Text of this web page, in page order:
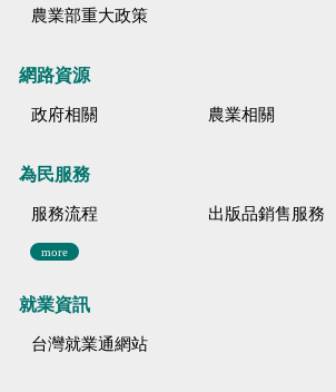
農業部重大政策
網路資源
政府相關 農業相關
為民服務
服務流程 出版品銷售服務
more
就業資訊
台灣就業通網站